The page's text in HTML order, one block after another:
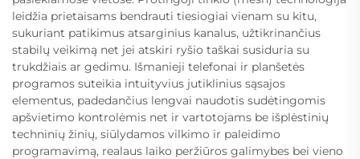
leidžia prietaisams bendrauti tiesiogiai vienam su kitu,
sukuriant patikimus atsarginius kanalus, užtikrinančius
stabilų veikimą net jei atskiri ryšio taškai susiduria su
trukdžiais ar gedimu. Išmanieji telefonai ir planšetės
programos suteikia intuityvius jutiklinius sąsajos
elementus, padedančius lengvai naudotis sudėtingomis
apšvietimo kontrolėmis net ir vartotojams be išplėstinių
techninių žinių, siūlydamos vilkimo ir paleidimo
programavimą, realaus laiko peržiūros galimybes bei vieno